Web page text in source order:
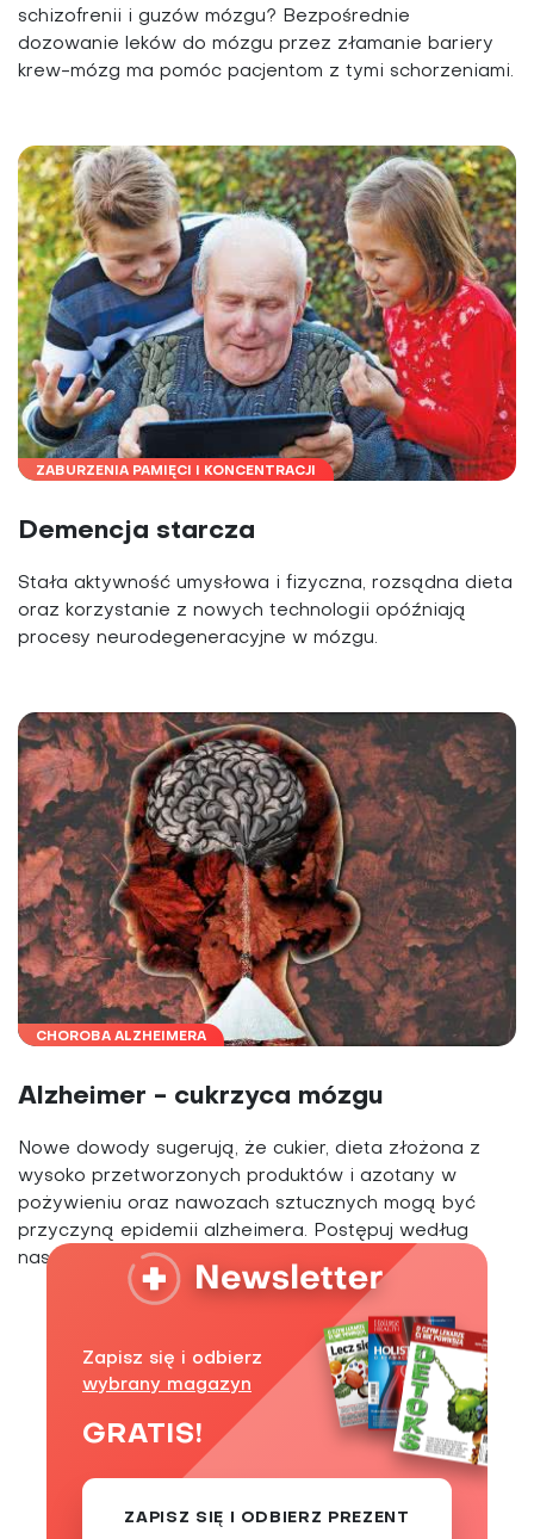
schizofrenii i guzów mózgu? Bezpośrednie
dozowanie leków do mózgu przez złamanie bariery
krew-mózg ma pomóc pacjentom z tymi schorzeniami.
ZABURZENIA PAMIĘCI I KONCENTRACJI
Demencja starcza
Stała aktywność umysłowa i fizyczna, rozsądna dieta
oraz korzystanie z nowych technologii opóźniają
procesy neurodegeneracyjne w mózgu.
CHOROBA ALZHEIMERA
Alzheimer - cukrzyca mózgu
Nowe dowody sugerują, że cukier, dieta złożona z
wysoko przetworzonych produktów i azotany w
pożywieniu oraz nawozach sztucznych mogą być
przyczyną epidemii alzheimera. Postępuj według
naszego...
Zapisz się i odbierz
wybrany magazyn
GRATIS!
ZAPISZ SIĘ I ODBIERZ PREZENT